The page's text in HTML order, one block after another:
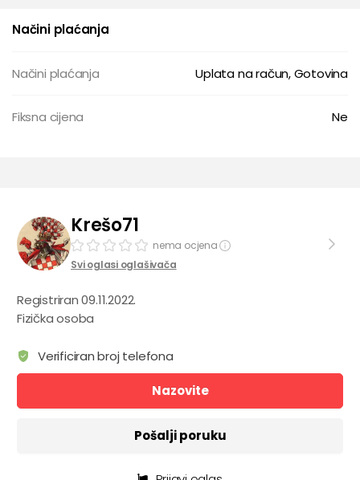
Načini plaćanja
Načini plaćanja Uplata na račun, Gotovina
Fiksna cijena Ne
Krešo71
nema ocjena
Svi oglasi oglašivača
Registriran 09.11.2022.
Fizička osoba
Verificiran broj telefona
Nazovite
Pošalji poruku